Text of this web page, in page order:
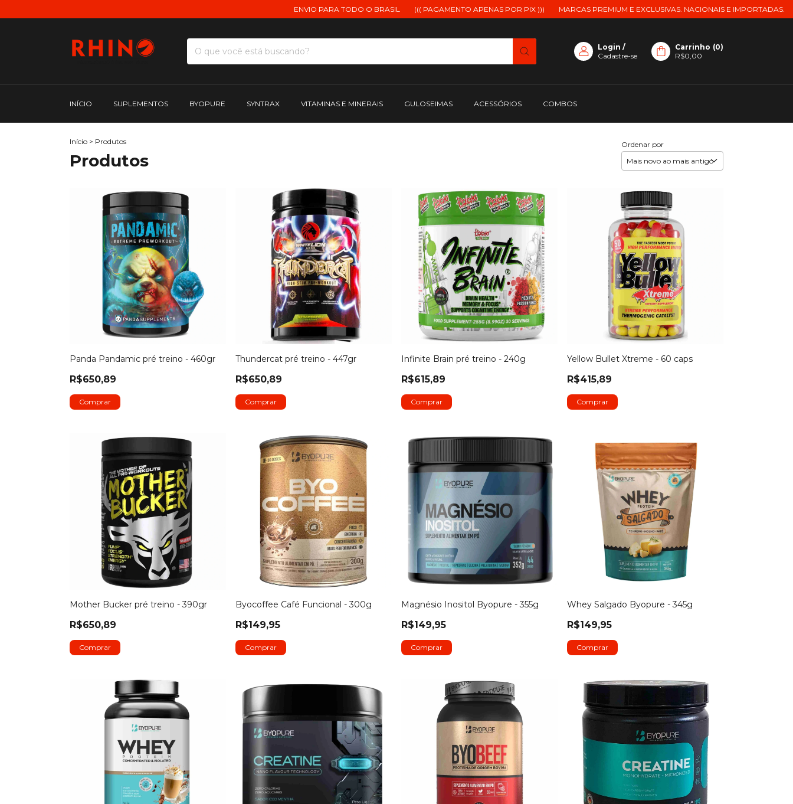
ENVIO PARA TODO O BRASIL ((( PAGAMENTO APENAS POR PIX ))) MARCAS PREMIUM E EXCLUSIVAS. NACIONAIS E IMPORTADAS. ENVIO
Login /
Cadastre-se
Carrinho (0)
R$0,00
INÍCIO SUPLEMENTOS BYOPURE SYNTRAX VITAMINAS E MINERAIS GULOSEIMAS ACESSÓRIOS COMBOS
Início > Produtos
Produtos
Ordenar por
Panda Pandamic pré treino - 460gr
R$650,89
Thundercat pré treino - 447gr
R$650,89
Infinite Brain pré treino - 240g
R$615,89
Yellow Bullet Xtreme - 60 caps
R$415,89
Mother Bucker pré treino - 390gr
R$650,89
Byocoffee Café Funcional - 300g
R$149,95
Comprar
Magnésio Inositol Byopure - 355g
R$149,95
Comprar
Whey Salgado Byopure - 345g
R$149,95
Comprar